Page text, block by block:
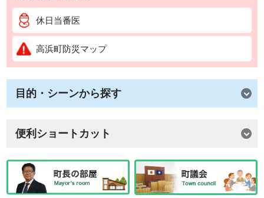
休日当番医
高浜町防災マップ
目的・シーンから探す
便利ショートカット